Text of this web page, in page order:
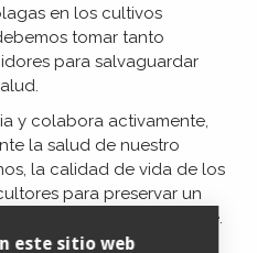
en los cultivos
tomar tanto
para salvaguardar
y colabora activamente,
la salud de nuestro
la calidad de vida de los
para preservar un
y económicamente viable.
e información
este sitio web